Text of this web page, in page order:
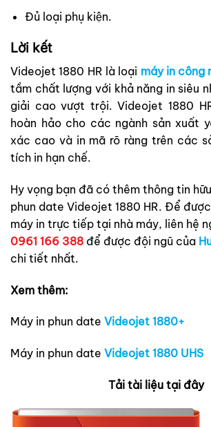
Đủ loại phụ kiện.
Lời kết
Videojet 1880 HR là loại máy in công
tầm chất lượng với khả năng in siêu
giải cao vượt trội. Videojet 1880
hoàn hảo cho các ngành sản xuất
xác cao và in mã rõ ràng trên các
tích in hạn chế.
Hy vọng bạn đã có thêm thông tin
phun date Videojet 1880 HR. Để
máy in trực tiếp tại nhà máy, liên hệ
0961 166 388 để được đội ngũ của
chi tiết nhất.
Xem thêm:
Máy in phun date Videojet 1880+
Máy in phun date Videojet 1880 UHS
Tải tài liệu tại đây